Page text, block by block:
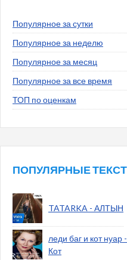
Популярное за сутки
Популярное за неделю
Популярное за месяц
Популярное за все время
ТОП по оценкам
ПОПУЛЯРНЫЕ
TATARKA - АЛТЫН
леди баг и кот
Кот